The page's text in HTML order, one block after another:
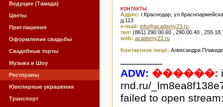
Ведущие (Тамада)
Цветы
Приглашения
Оформление свадьбы
Свадебные торты
Музыка и Шоу
Рестораны
Ювелирные украшения
Транспорт
КОНТАКТЫ
Адрес: г.Краснодар,
д.113
e-mail: ur.32ymedaca@ofni
тел: (861) 290.00.60 , 290.00.40 ,
web: academy23.ru
Контактное лицо: Александра
ADW: ������:
rnd.ru/
failed to open